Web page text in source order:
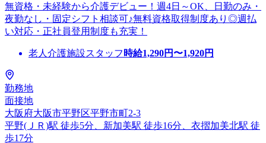
無資格・未経験から介護デビュー！週4日～OK、日勤のみ・
夜勤なし・固定シフト相談可♪無料資格取得制度あり◎週払
い対応・正社員登用制度も充実！
老人介護施設スタッフ 時給1,290円〜1,920円
勤務地
面接地
大阪府大阪市平野区平野市町2-3
平野(ＪＲ)駅 徒歩5分、新加美駅 徒歩16分、衣摺加美北駅 徒
歩17分